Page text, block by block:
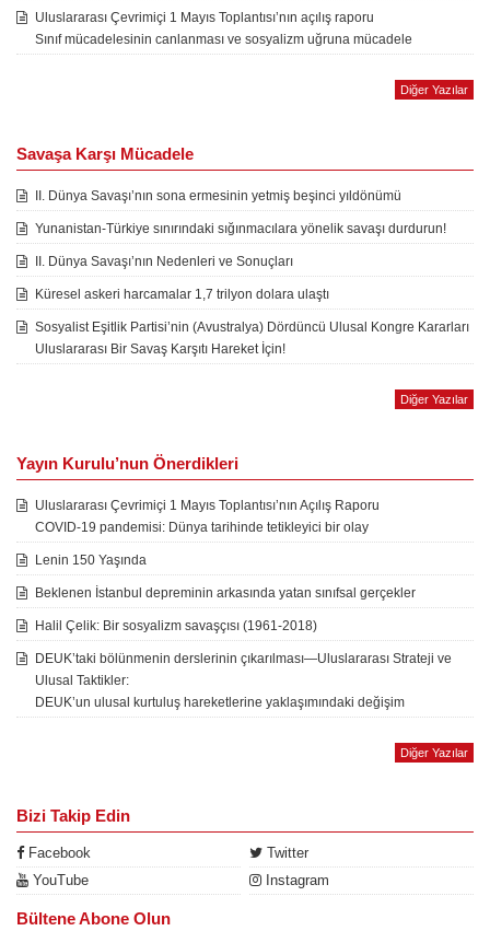
Uluslararası Çevrimiçi 1 Mayıs Toplantısı’nın açılış raporu
Sınıf mücadelesinin canlanması ve sosyalizm uğruna mücadele
Diğer Yazılar
Savaşa Karşı Mücadele
II. Dünya Savaşı’nın sona ermesinin yetmiş beşinci yıldönümü
Yunanistan-Türkiye sınırındaki sığınmacılara yönelik savaşı durdurun!
II. Dünya Savaşı’nın Nedenleri ve Sonuçları
Küresel askeri harcamalar 1,7 trilyon dolara ulaştı
Sosyalist Eşitlik Partisi’nin (Avustralya) Dördüncü Ulusal Kongre Kararları
Uluslararası Bir Savaş Karşıtı Hareket İçin!
Diğer Yazılar
Yayın Kurulu’nun Önerdikleri
Uluslararası Çevrimiçi 1 Mayıs Toplantısı’nın Açılış Raporu
COVID-19 pandemisi: Dünya tarihinde tetikleyici bir olay
Lenin 150 Yaşında
Beklenen İstanbul depreminin arkasında yatan sınıfsal gerçekler
Halil Çelik: Bir sosyalizm savaşçısı (1961-2018)
DEUK’taki bölünmenin derslerinin çıkarılması—Uluslararası Strateji ve
Ulusal Taktikler:
DEUK’un ulusal kurtuluş hareketlerine yaklaşımındaki değişim
Diğer Yazılar
Bizi Takip Edin
Facebook
Twitter
YouTube
Instagram
Bültene Abone Olun